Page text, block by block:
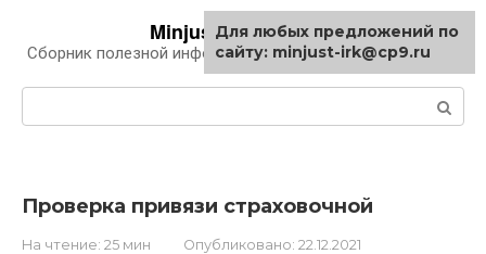
контенту
Minjust-irk.ru
Сборник полезной информации про автомобили
Проверка привязи страховочной
На чтение: 25 мин Опубликовано: 22.12.2021
Для любых предложений по
сайту: minjust-irk@cp9.ru